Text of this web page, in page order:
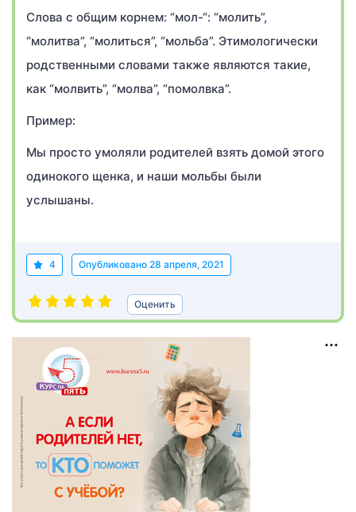
Слова с общим корнем: “мол-“: “молить”,
“молитва”, “молиться”, “мольба”. Этимологически
родственными словами также являются такие,
как “молвить”, “молва”, “помолвка”.
Пример:
Мы просто умоляли родителей взять домой этого
одинокого щенка, и наши мольбы были
услышаны.
4 Опубликовано 28 апреля, 2021
Оценить